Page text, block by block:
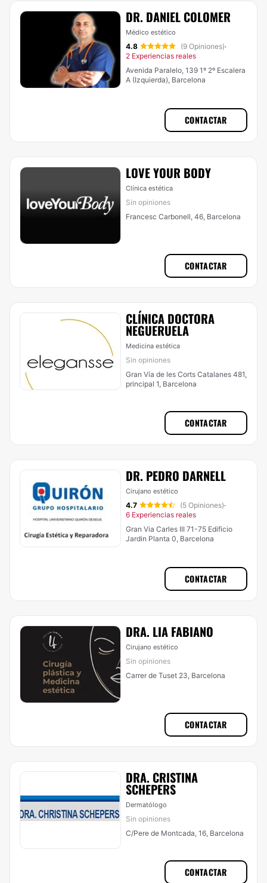
DR. DANIEL COLOMER
Médico estético
4.8 (9 Opiniones)·
2 Experiencias reales
Avenida Paralelo, 139 1º 2º Escalera
A (Izquierda), Barcelona
CONTACTAR
LOVE YOUR BODY
Clínica estética
Sin opiniones
Francesc Carbonell, 46, Barcelona
CONTACTAR
CLÍNICA DOCTORA
NEGUERUELA
Medicina estética
Sin opiniones
Gran Vía de les Corts Catalanes 481,
principal 1, Barcelona
CONTACTAR
DR. PEDRO DARNELL
Cirujano estético
4.7 (5 Opiniones)·
6 Experiencias reales
Gran Via Carles III 71-75 Edificio
Jardin Planta 0, Barcelona
CONTACTAR
DRA. LIA FABIANO
Cirujano estético
Sin opiniones
Carrer de Tuset 23, Barcelona
CONTACTAR
DRA. CRISTINA
SCHEPERS
Dermatólogo
Sin opiniones
C/Pere de Montcada, 16, Barcelona
CONTACTAR